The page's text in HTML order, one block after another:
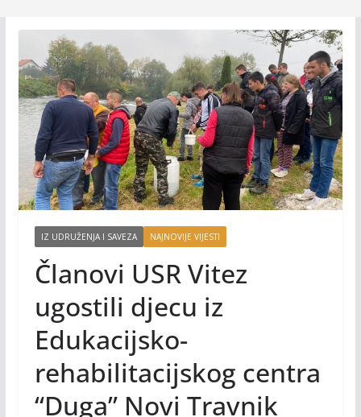
IZ UDRUŽENJA I SAVEZA NAJNOVIJE VIJESTI
Članovi USR Vitez
ugostili djecu iz
Edukacijsko-
rehabilitacijskog centra
“Duga” Novi Travnik